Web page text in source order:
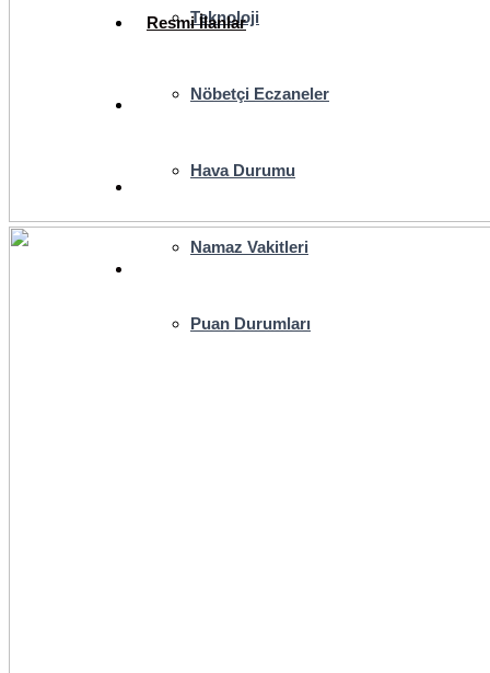
Teknoloji
Nöbetçi Eczaneler
Hava Durumu
Namaz Vakitleri
Puan Durumları
Resmi İlanlar